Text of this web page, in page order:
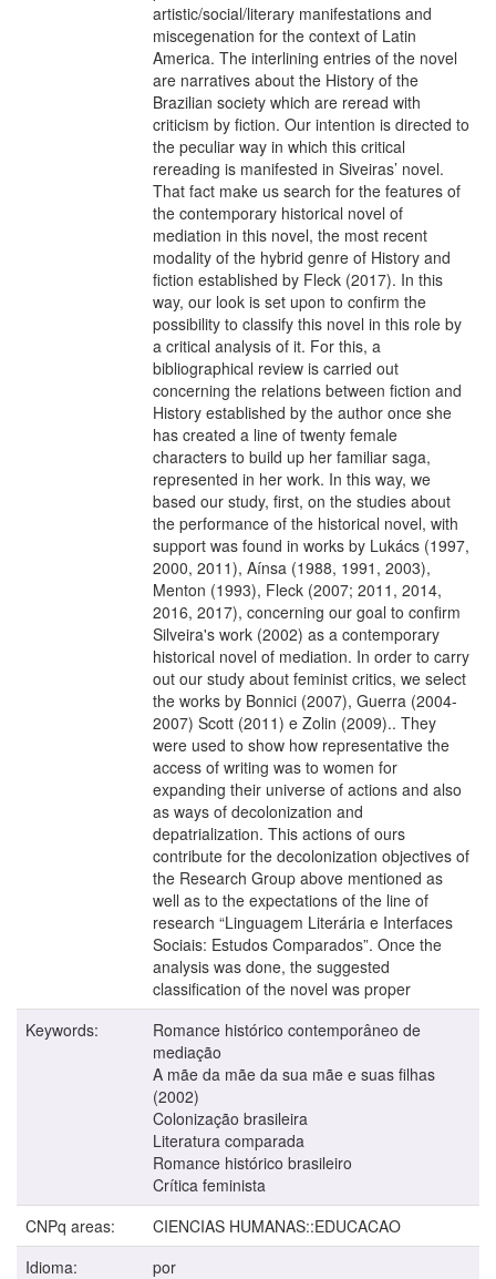
artistic/social/literary manifestations and
miscegenation for the context of Latin
America. The interlining entries of the novel
are narratives about the History of the
Brazilian society which are reread with
criticism by fiction. Our intention is directed to
the peculiar way in which this critical
rereading is manifested in Siveiras’ novel.
That fact make us search for the features of
the contemporary historical novel of
mediation in this novel, the most recent
modality of the hybrid genre of History and
fiction established by Fleck (2017). In this
way, our look is set upon to confirm the
possibility to classify this novel in this role by
a critical analysis of it. For this, a
bibliographical review is carried out
concerning the relations between fiction and
History established by the author once she
has created a line of twenty female
characters to build up her familiar saga,
represented in her work. In this way, we
based our study, first, on the studies about
the performance of the historical novel, with
support was found in works by Lukács (1997,
2000, 2011), Aínsa (1988, 1991, 2003),
Menton (1993), Fleck (2007; 2011, 2014,
2016, 2017), concerning our goal to confirm
Silveira's work (2002) as a contemporary
historical novel of mediation. In order to carry
out our study about feminist critics, we select
the works by Bonnici (2007), Guerra (2004-
2007) Scott (2011) e Zolin (2009).. They
were used to show how representative the
access of writing was to women for
expanding their universe of actions and also
as ways of decolonization and
depatrialization. This actions of ours
contribute for the decolonization objectives of
the Research Group above mentioned as
well as to the expectations of the line of
research “Linguagem Literária e Interfaces
Sociais: Estudos Comparados”. Once the
analysis was done, the suggested
classification of the novel was proper
Keywords:
Romance histórico contemporâneo de
mediação
A mãe da mãe da sua mãe e suas filhas
(2002)
Colonização brasileira
Literatura comparada
Romance histórico brasileiro
Crítica feminista
CNPq areas:
CIENCIAS HUMANAS::EDUCACAO
Idioma:
por